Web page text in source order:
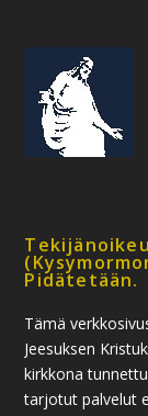
Pidätetään.
Tämä
Jeesuksen
kirkkona
tarjotut palvelut